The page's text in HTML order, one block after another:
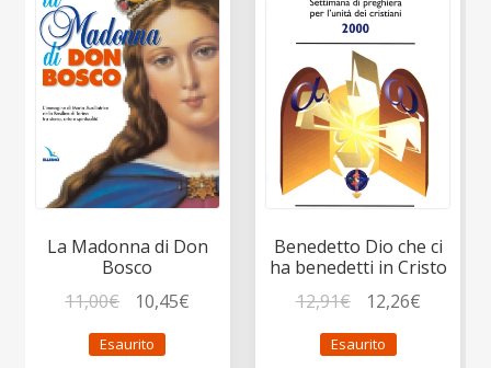
La Madonna di Don
Bosco
11,00€
prezzo
originale
10,45€
Esaurito
Benedetto Dio che ci
ha benedetti in Cristo
12,91€
prezzo
originale
12,26€Il
Esaurito